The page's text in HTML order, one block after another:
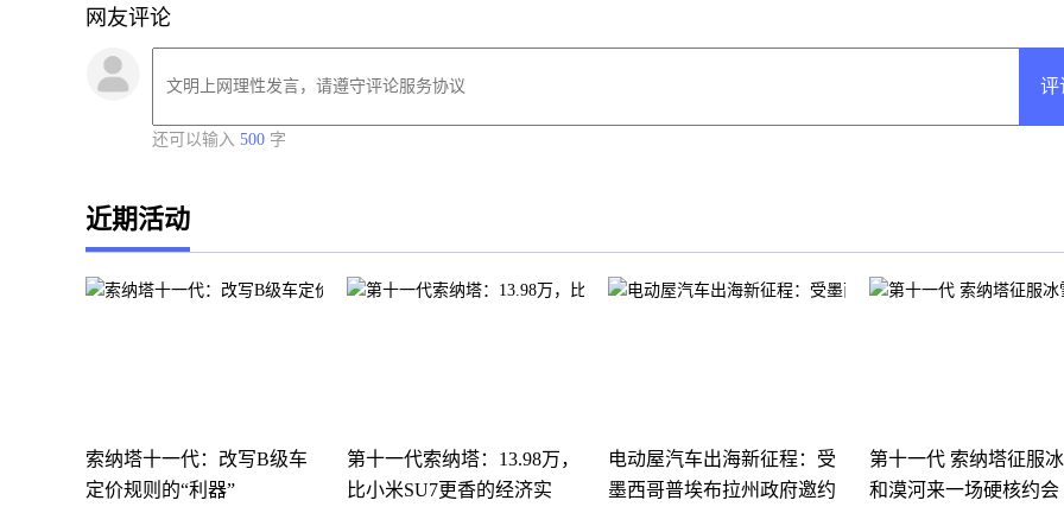
网友评论
还可以输入 500 字
评
近期活动
索纳塔十一代：改写B级车
定价规则的“利器”
第十一代索纳塔：13.98万，
比小米SU7更香的经济实
电动屋汽车出海新征程：受
墨西哥普埃布拉州政府邀约
第十一代 索纳塔征服冰
和漠河来一场硬核约会